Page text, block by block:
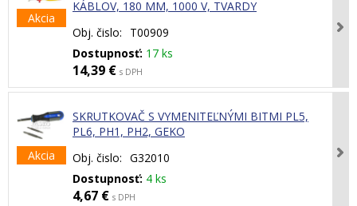
Akcia
KÁBLOV, 180 MM, 1000 V, TVARDY
Obj. čislo:
T00909
Dostupnosť: 17 ks
14,39 € s DPH
Akcia
SKRUTKOVAČ S VYMENITEĽNÝMI BITMI PL5,
PL6, PH1, PH2, GEKO
Obj. čislo: G32010
Dostupnosť: 4 ks
4,67 € s DPH